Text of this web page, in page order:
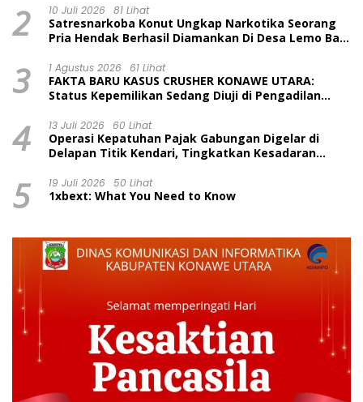
2 10 Juli 2026 81 Lihat
Satresnarkoba Konut Ungkap Narkotika Seorang
Pria Hendak Berhasil Diamankan Di Desa Lemo Bajo
3 1 Agustus 2026 61 Lihat
FAKTA BARU KASUS CRUSHER KONAWE UTARA:
Status Kepemilikan Sedang Diuji di Pengadilan
Dinilai Prematur
4 13 Juli 2026 60 Lihat
Operasi Kepatuhan Pajak Gabungan Digelar di
Delapan Titik Kendari, Tingkatkan Kesadaran
5 19 Juli 2026 50 Lihat
1xbext: What You Need to Know